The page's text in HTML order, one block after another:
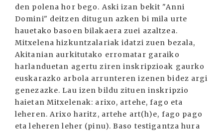
den polena hor bego. Aski izan bekit "Anni
Domini" deitzen ditugun azken bi mila urte
hauetako basoen bilakaera zuei azaltzea.
Mitxelena hizkuntzalariak idatzi zuen bezala,
Akitanian aurkitutako erromatar garaiko
harlanduetan agertu ziren inskripzioak gaurko
euskarazko arbola arrunteren izenen bidez argi
genezazke. Lau izen bildu zituen inskripzio
haietan Mitxelenak: arixo, artehe, fago eta
leheren. Arixo haritz, artehe art(h)e, fago pago
eta leheren leher (pinu). Baso testigantza hura